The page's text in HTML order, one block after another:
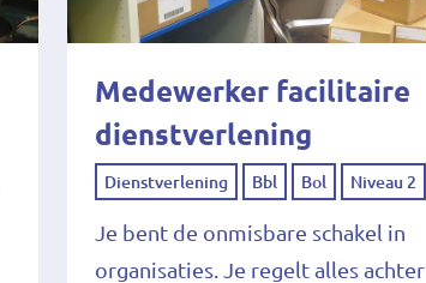
Medewerker facilitaire
dienstverlening
Dienstverlening Bbl Bol Niveau 2
Je bent de onmisbare schakel in
organisaties. Je regelt alles achter